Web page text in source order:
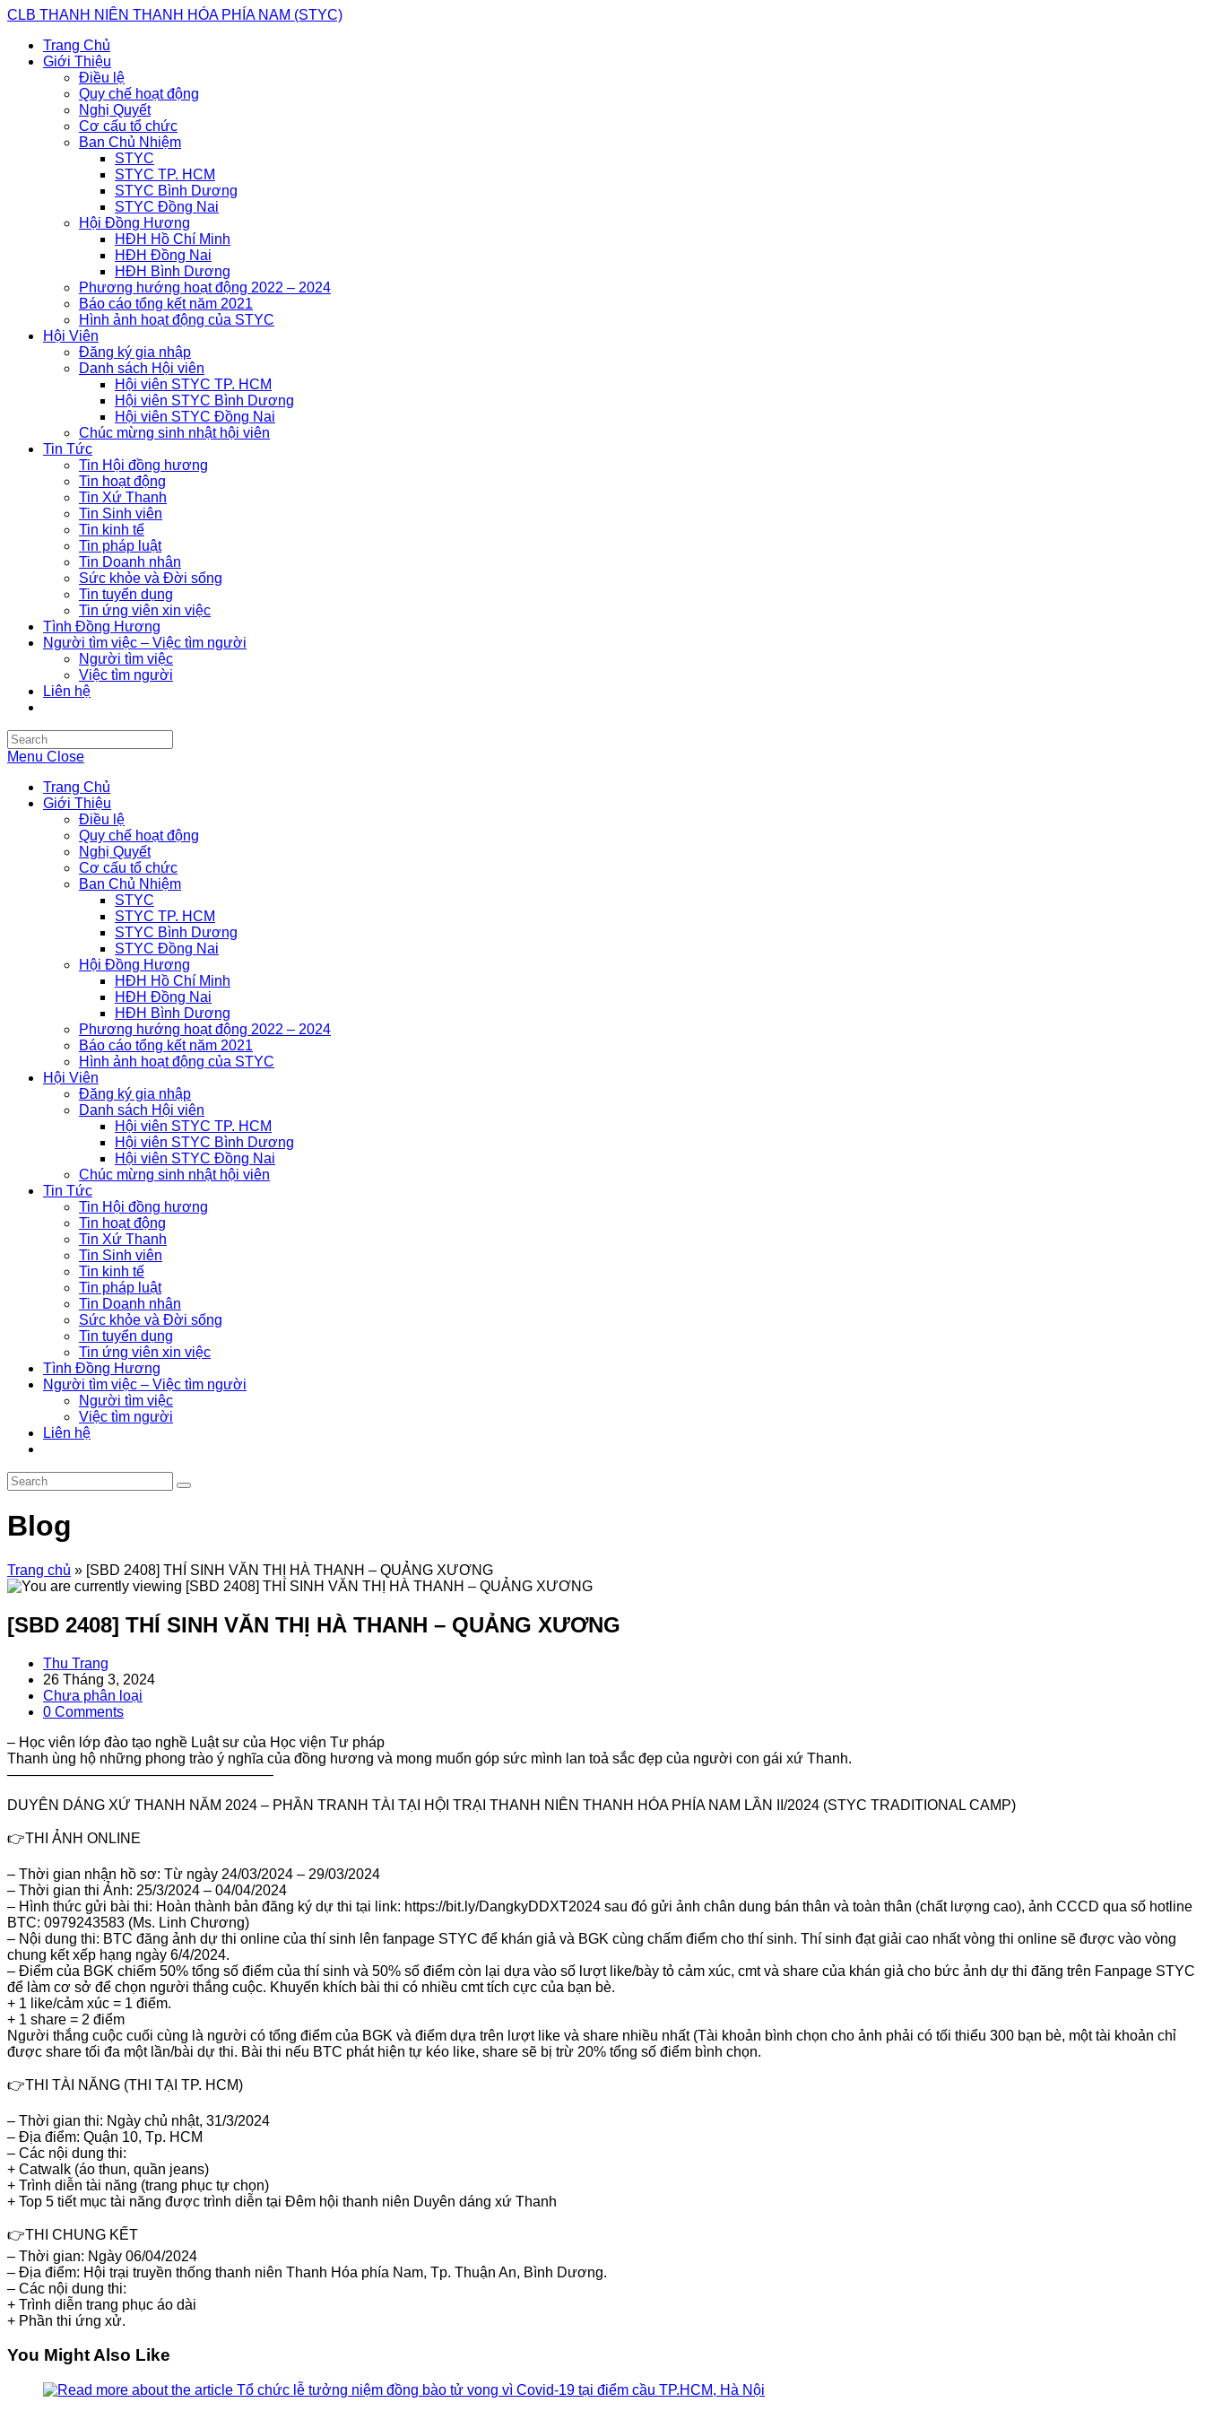
Skip
content
CLB THANH NIÊN THANH HÓA PHÍA NAM (STYC)
Trang Chủ
Giới Thiệu
Điều lệ
Quy chế hoạt động
Nghị Quyết
Cơ cấu tổ chức
Ban Chủ Nhiệm
STYC
STYC TP. HCM
STYC Bình Dương
STYC Đồng Nai
Hội Đồng Hương
HĐH Hồ Chí Minh
HĐH Đồng Nai
HĐH Bình Dương
Phương hướng hoạt động 2022 – 2024
Báo cáo tổng kết năm 2021
Hình ảnh hoạt động của STYC
Hội Viên
Đăng ký gia nhập
Danh sách Hội viên
Hội viên STYC TP. HCM
Hội viên STYC Bình Dương
Hội viên STYC Đồng Nai
Chúc mừng sinh nhật hội viên
Tin Tức
Tin Hội đồng hương
Tin hoạt động
Tin Xứ Thanh
Tin Sinh viên
Tin kinh tế
Tin pháp luật
Tin Doanh nhân
Sức khỏe và Đời sống
Tin tuyển dụng
Tin ứng viên xin việc
Tình Đồng Hương
Người tìm việc – Việc tìm người
Người tìm việc
Việc tìm người
Liên hệ
Search
this
Menu Close
Trang Chủ
Giới Thiệu
Điều lệ
Quy chế hoạt động
Nghị Quyết
Cơ cấu tổ chức
Ban Chủ Nhiệm
STYC
STYC TP. HCM
STYC Bình Dương
STYC Đồng Nai
Hội Đồng Hương
HĐH Hồ Chí Minh
HĐH Đồng Nai
HĐH Bình Dương
Phương hướng hoạt động 2022 – 2024
Báo cáo tổng kết năm 2021
Hình ảnh hoạt động của STYC
Hội Viên
Đăng ký gia nhập
Danh sách Hội viên
Hội viên STYC TP. HCM
Hội viên STYC Bình Dương
Hội viên STYC Đồng Nai
Chúc mừng sinh nhật hội viên
Tin Tức
Tin Hội đồng hương
Tin hoạt động
Tin Xứ Thanh
Tin Sinh viên
Tin kinh tế
Tin pháp luật
Tin Doanh nhân
Sức khỏe và Đời sống
Tin tuyển dụng
Tin ứng viên xin việc
Tình Đồng Hương
Người tìm việc – Việc tìm người
Người tìm việc
Việc tìm người
Liên hệ
Blog
Trang chủ » [SBD 2408] THÍ SINH VĂN THỊ HÀ THANH – QUẢNG XƯƠNG
[SBD 2408] THÍ SINH VĂN THỊ HÀ THANH – QUẢNG XƯƠNG
Post
author:
Thu Trang
Post
published:
26 Tháng 3, 2024
Post
category:
Chưa phân loại
Post
0 Comments
– Học viên lớp đào tạo nghề Luật sư của Học viện Tư pháp
Thanh ùng hộ những phong trào ý nghĩa của đồng hương và mong muốn góp sức mình lan toả sắc đẹp của người con gái xứ Thanh.
——————————————————–
DUYÊN DÁNG XỨ THANH NĂM 2024 – PHẦN TRANH TÀI TẠI HỘI TRẠI THANH NIÊN THANH HÓA PHÍA NAM LẦN II/2024 (STYC TRADITIONAL CAMP)
👉THI ẢNH ONLINE
– Thời gian nhận hồ sơ: Từ ngày 24/03/2024 – 29/03/2024
– Thời gian thi Ảnh: 25/3/2024 – 04/04/2024
– Hình thức gửi bài thi: Hoàn thành bản đăng ký dự thi tại link: https://bit.ly/DangkyDDXT2024 sau đó gửi ảnh chân dung bán thân và toàn thân (chất lượng cao), ảnh CCCD qua số hotline
BTC: 0979243583 (Ms. Linh Chương)
– Nội dung thi: BTC đăng ảnh dự thi online của thí sinh lên fanpage STYC để khán giả và BGK cùng chấm điểm cho thí sinh. Thí sinh đạt giải cao nhất vòng thi online sẽ được vào vòng
chung kết xếp hạng ngày 6/4/2024.
– Điểm của BGK chiếm 50% tổng số điểm của thí sinh và 50% số điểm còn lại dựa vào số lượt like/bày tỏ cảm xúc, cmt và share của khán giả cho bức ảnh dự thi đăng trên Fanpage STYC
để làm cơ sở để chọn người thắng cuộc. Khuyến khích bài thi có nhiều cmt tích cực của bạn bè.
+ 1 like/cảm xúc = 1 điểm.
+ 1 share = 2 điểm
Người thắng cuộc cuối cùng là người có tổng điểm của BGK và điểm dựa trên lượt like và share nhiều nhất (Tài khoản bình chọn cho ảnh phải có tối thiểu 300 bạn bè, một tài khoản chỉ
được share tối đa một lần/bài dự thi. Bài thi nếu BTC phát hiện tự kéo like, share sẽ bị trừ 20% tổng số điểm bình chọn.
👉THI TÀI NĂNG (THI TẠI TP. HCM)
– Thời gian thi: Ngày chủ nhật, 31/3/2024
– Địa điểm: Quận 10, Tp. HCM
– Các nội dung thi:
+ Catwalk (áo thun, quần jeans)
+ Trình diễn tài năng (trang phục tự chọn)
+ Top 5 tiết mục tài năng được trình diễn tại Đêm hội thanh niên Duyên dáng xứ Thanh
👉THI CHUNG KẾT
– Thời gian: Ngày 06/04/2024
– Địa điểm: Hội trại truyền thống thanh niên Thanh Hóa phía Nam, Tp. Thuận An, Bình Dương.
– Các nội dung thi:
+ Trình diễn trang phục áo dài
+ Phần thi ứng xử.
You Might Also Like